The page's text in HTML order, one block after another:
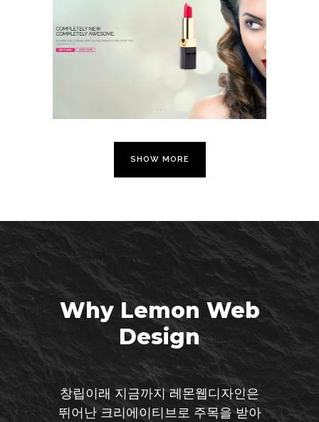
Beauty
E-Commerce Design / Website Design
/ 뷰티 / 뷰티
SHOW MORE
Why Lemon Web
Design
창립이래 지금까지 레몬웹디자인은
뛰어난 크리에이티브로 주목을 받아